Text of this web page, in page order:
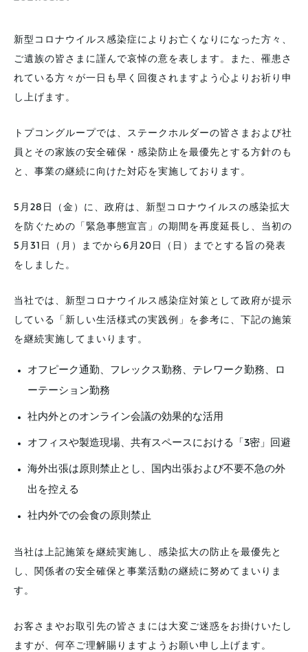
新型コロナウイルス感染症によりお亡くなりになった方々、
ご遺族の皆さまに謹んで哀悼の意を表します。また、罹患さ
れている方々が一日も早く回復されますよう心よりお祈り申
し上げます。
トプコングループでは、ステークホルダーの皆さまおよび社
員とその家族の安全確保・感染防止を最優先とする方針のも
と、事業の継続に向けた対応を実施しております。
5月28日（金）に、政府は、新型コロナウイルスの感染拡大
を防ぐための「緊急事態宣言」の期間を再度延長し、当初の
5月31日（月）までから6月20日（日）までとする旨の発表
をしました。
当社では、新型コロナウイルス感染症対策として政府が提示
している「新しい生活様式の実践例」を参考に、下記の施策
を継続実施してまいります。
オフピーク通勤、フレックス勤務、テレワーク勤務、ロ
ーテーション勤務
社内外とのオンライン会議の効果的な活用
オフィスや製造現場、共有スペースにおける「3密」回避
海外出張は原則禁止とし、国内出張および不要不急の外
出を控える
社内外での会食の原則禁止
当社は上記施策を継続実施し、感染拡大の防止を最優先と
し、関係者の安全確保と事業活動の継続に努めてまいりま
す。
お客さまやお取引先の皆さまには大変ご迷惑をお掛けいたし
ますが、何卒ご理解賜りますようお願い申し上げます。